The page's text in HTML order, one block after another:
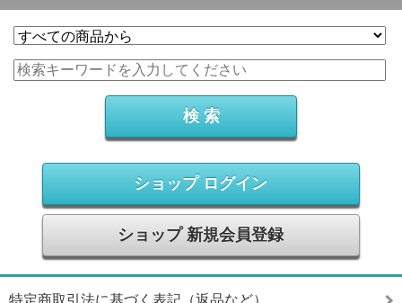
ショップ ログイン
ショップ 新規会員登録
特定商取引法に基づく表記（返品など）